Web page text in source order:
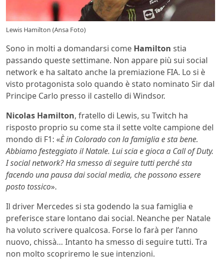
Lewis Hamilton (Ansa Foto)
Sono in molti a domandarsi come Hamilton stia
passando queste settimane. Non appare più sui social
network e ha saltato anche la premiazione FIA. Lo si è
visto protagonista solo quando è stato nominato Sir dal
Principe Carlo presso il castello di Windsor.
Nicolas Hamilton, fratello di Lewis, su Twitch ha
risposto proprio su come sta il sette volte campione del
mondo di F1: «È in Colorado con la famiglia e sta bene.
Abbiamo festeggiato il Natale. Lui scia e gioca a Call of Duty.
I social network? Ha smesso di seguire tutti perché sta
facendo una pausa dai social media, che possono essere
posto tossico».
Il driver Mercedes si sta godendo la sua famiglia e
preferisce stare lontano dai social. Neanche per Natale
ha voluto scrivere qualcosa. Forse lo farà per l’anno
nuovo, chissà… Intanto ha smesso di seguire tutti. Tra
non molto scopriremo le sue intenzioni.